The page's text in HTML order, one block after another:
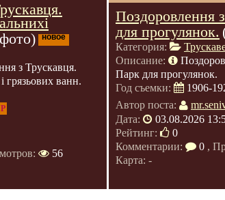
новое
з Трускавця.
грязьових ванн.
56
Поздоровлення
для прогулянок.
Категория:
Описание:
Парк для прогулянок.
Год съемки:
1906-
Автор поста:
Дата:
03.08.2026
Рейтинг:
0
Комментарии:
0 ,
Карта: -